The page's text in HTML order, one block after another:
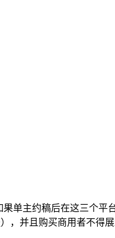
单主约稿后在这三个平
，并且购买商用者不得